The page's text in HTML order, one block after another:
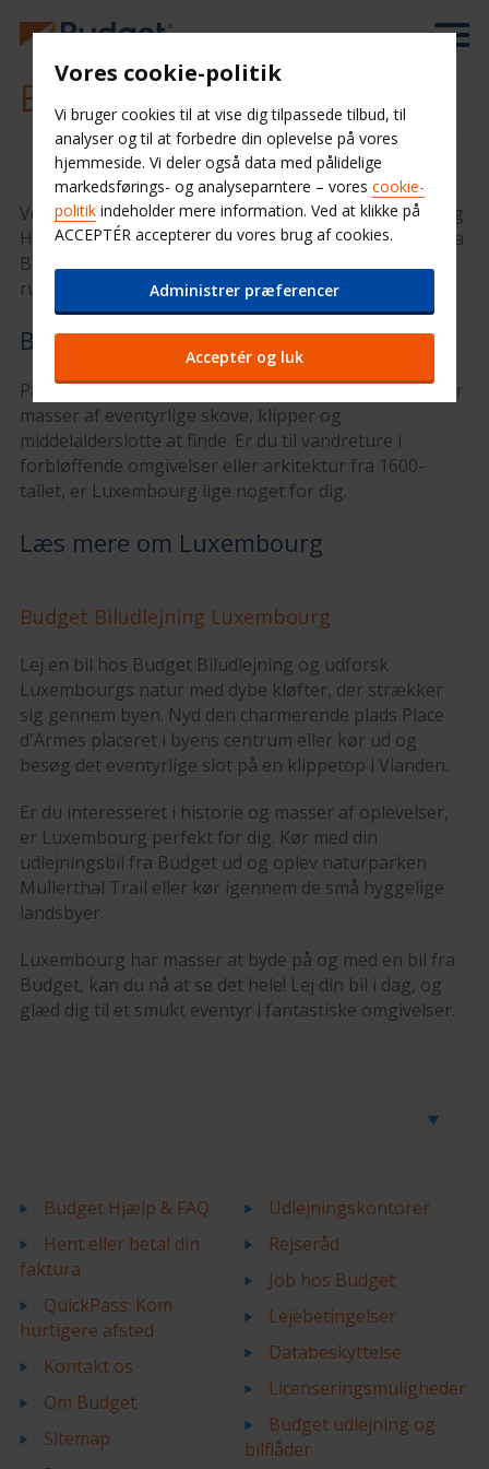
Billeje Luxembourg
Velkommen til det pragtfulde og smukke Luxembourg.
Her er der fantastiske naturområder og med en bil fra
Budget Biludlejning kan du nemt og hurtigt komme
rundt og se, hvad Luxembourg har at byde på.
Bilferie Luxembourg
På trods af en størrelse sammenlignet med Fyn, er der
masser af eventyrlige skove, klipper og
middelalderslotte at finde. Er du til vandreture i
forbløffende omgivelser eller arkitektur fra 1600-
tallet, er Luxembourg lige noget for dig.
Læs mere om Luxembourg
Budget Biludlejning Luxembourg
Lej en bil hos Budget Biludlejning og udforsk
Luxembourgs natur med dybe kløfter, der strækker
sig gennem byen. Nyd den charmerende plads Place
d'Armes placeret i byens centrum eller kør ud og
besøg det eventyrlige slot på en klippetop i Vianden.
Er du interesseret i historie og masser af oplevelser,
er Luxembourg perfekt for dig. Kør med din
udlejningsbil fra Budget ud og oplev naturparken
Mullerthal Trail eller kør igennem de små hyggelige
landsbyer.
Luxembourg har masser at byde på og med en bil fra
Budget, kan du nå at se det hele! Lej din bil i dag, og
glæd dig til et smukt eventyr i fantastiske omgivelser.
Budget Hjælp & FAQ
Hent eller betal din
faktura
QuickPass: Kom
hurtigere afsted
Kontakt os
Om Budget
Sitemap
Udlejningskontorer
Rejseråd
Job hos Budget
Lejebetingelser
Databeskyttelse
Licenseringsmuligheder
Budget udlejning og
bilflåder
Vores cookie-politik
Vi bruger cookies til at vise dig tilpassede tilbud, til
analyser og til at forbedre din oplevelse på vores
hjemmeside. Vi deler også data med pålidelige
markedsførings- og analyseparntere – vores cookie-
politik indeholder mere information. Ved at klikke på
ACCEPTÉR accepterer du vores brug af cookies.
Administrer præferencer
Acceptér og luk